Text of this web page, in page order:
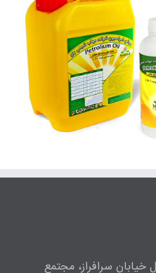
خیابان سرافراز، مجتمع